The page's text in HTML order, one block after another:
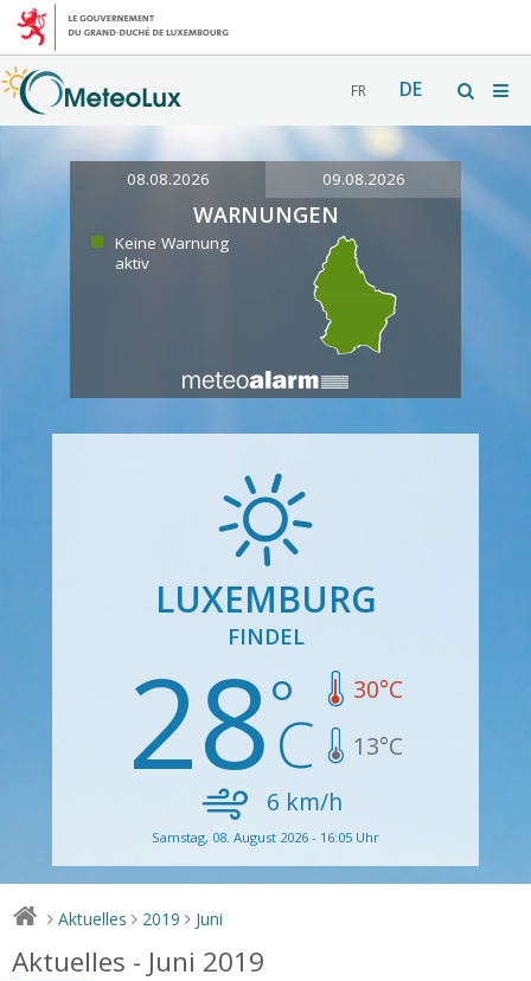
FR DE
08.08.2026 09.08.2026
WARNUNGEN
Keine Warnung
aktiv
LUXEMBURG
FINDEL
28 30°C
13°C
6 km/h
Samstag, 08. August 2026 - 16:05 Uhr
> Aktuelles > 2019 > Juni
Aktuelles - Juni 2019